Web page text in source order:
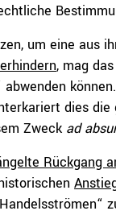
um eine aus
, mag
dies
Zweck ad
Rückgang